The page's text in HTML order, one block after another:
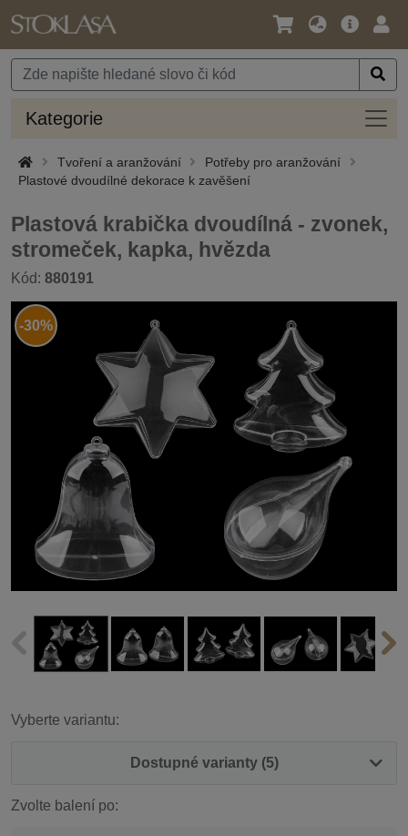
Jazyk
Měna
Hlavní
Kategorie
Tvoření a aranžování
Potřeby pro aranžování
Plastové dvoudílné dekorace k zavěšení
Plastová krabička dvoudílná - zvonek,
stromeček, kapka, hvězda
Kód: 880191
-30%
Vyberte variantu:
Dostupné varianty (5)
Zvolte balení po: